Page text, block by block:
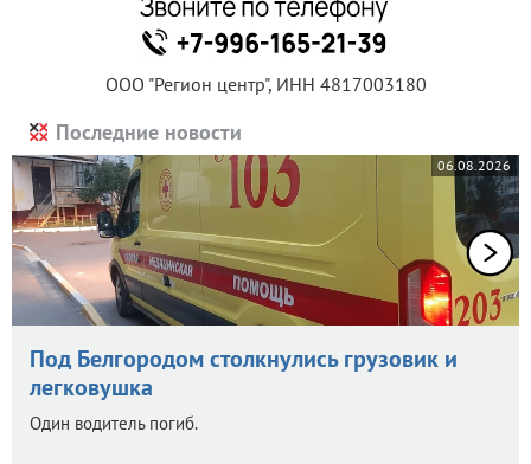
ООО "Регион центр", ИНН 4817003180
Последние новости
06.08.2026
Под Белгородом столкнулись грузовик и
легковушка
Один водитель погиб.